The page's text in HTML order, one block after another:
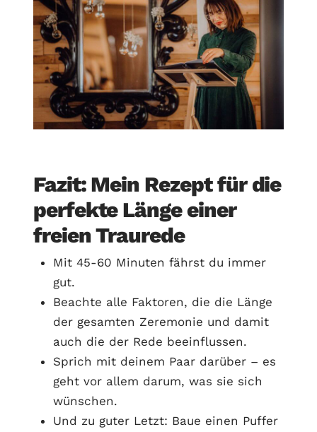
Fazit: Mein Rezept für die
perfekte Länge einer
freien Traurede
Mit 45-60 Minuten fährst du immer
gut.
Beachte alle Faktoren, die die Länge
der gesamten Zeremonie und damit
auch die der Rede beeinflussen.
Sprich mit deinem Paar darüber – es
geht vor allem darum, was sie sich
wünschen.
Und zu guter Letzt: Baue einen Puffer